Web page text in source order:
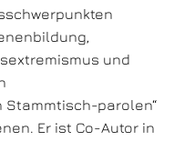
und
Stammtisch-parolen“
Er ist Co-Autor in